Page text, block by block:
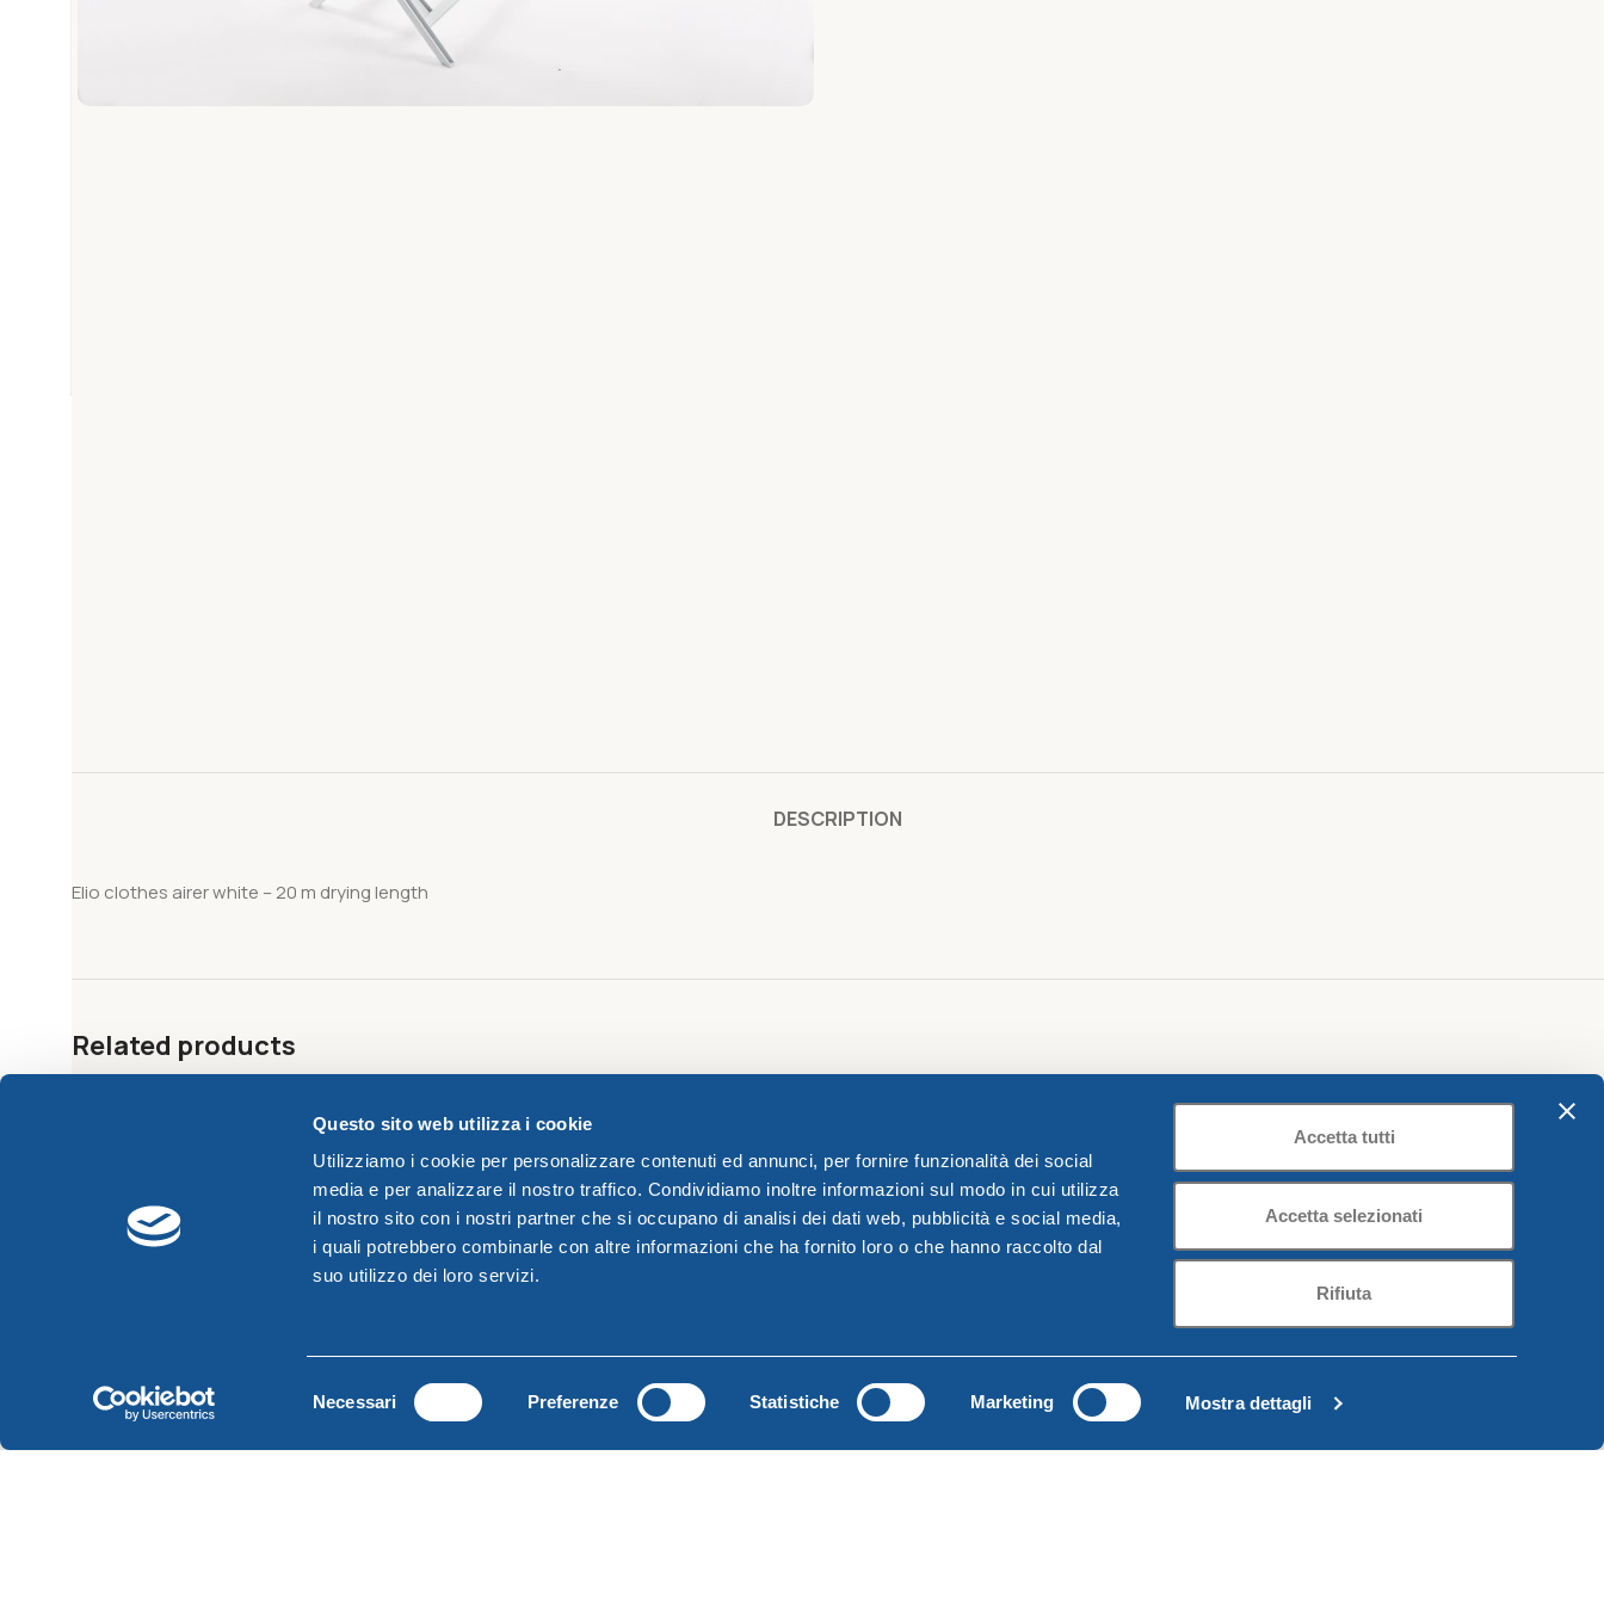
Questo sito web utilizza i cookie
Utilizziamo i cookie per personalizzare contenuti ed annunci, per fornire funzionalità dei social
media e per analizzare il nostro traffico. Condividiamo inoltre informazioni sul modo in cui utilizza
il nostro sito con i nostri partner che si occupano di analisi dei dati web, pubblicità e social media,
i quali potrebbero combinarle con altre informazioni che ha fornito loro o che hanno raccolto dal
suo utilizzo dei loro servizi.
Necessari Preferenze Statistiche Marketing Mostra dettagli
Accetta tutti
Accetta selezionati
Rifiuta
DESCRIPTION
Elio clothes airer white – 20 m drying length
Related products